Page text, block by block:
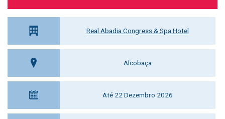
Real Abadia Congress & Spa Hotel
Alcobaça
Até 22 Dezembro 2026